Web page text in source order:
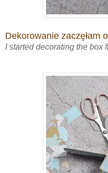
Dekorowanie zaczęłam
I started decorating the box